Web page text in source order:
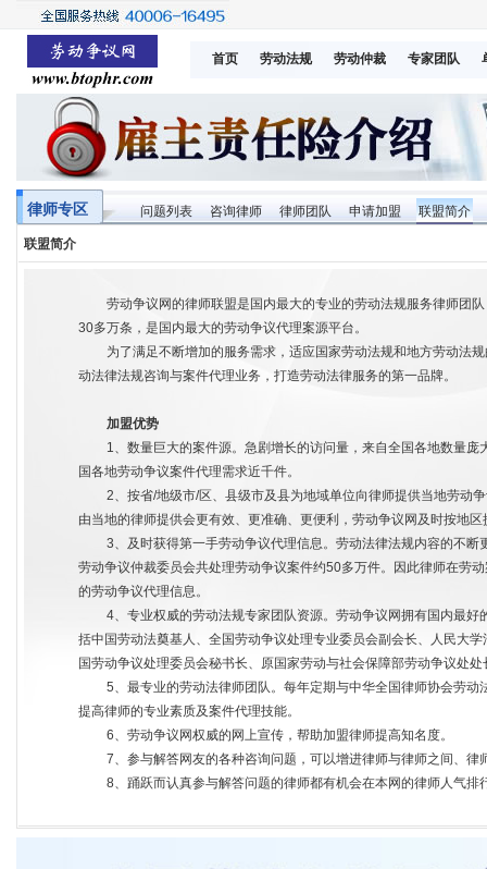
首页 劳动法规 劳动仲裁 专家团队
律师专区 问题列表 咨询律师 律师团队 申请加盟 联盟简介
联盟简介
劳动争议网的律师联盟是国内最大的专业的劳动法规服务律师团
30多万条，是国内最大的劳动争议代理案源平台。
为了满足不断增加的服务需求，适应国家劳动法规和地方劳动法
动法律法规咨询与案件代理业务，打造劳动法律服务的第一品牌。
加盟优势
1、数量巨大的案件源。急剧增长的访问量，来自全国各地数量
国各地劳动争议案件代理需求近千件。
2、按省/地级市/区、县级市及县为地域单位向律师提供当地劳动
由当地的律师提供会更有效、更准确、更便利，劳动争议网及时按地
3、及时获得第一手劳动争议代理信息。劳动法律法规内容的不
劳动争议仲裁委员会共处理劳动争议案件约50多万件。因此律师在劳
的劳动争议代理信息。
4、专业权威的劳动法规专家团队资源。劳动争议网拥有国内最
括中国劳动法奠基人、全国劳动争议处理专业委员会副会长、人民大
国劳动争议处理委员会秘书长、原国家劳动与社会保障部劳动争议处
5、最专业的劳动法律师团队。每年定期与中华全国律师协会劳
提高律师的专业素质及案件代理技能。
6、劳动争议网权威的网上宣传，帮助加盟律师提高知名度。
7、参与解答网友的各种咨询问题，可以增进律师与律师之间、律
8、踊跃而认真参与解答问题的律师都有机会在本网的律师人气排